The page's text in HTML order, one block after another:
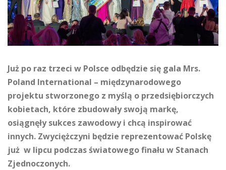
Już po raz trzeci w Polsce odbędzie się gala Mrs.
Poland International – międzynarodowego
projektu stworzonego z myślą o przedsiębiorczych
kobietach, które zbudowały swoją markę,
osiągnęły sukces zawodowy i chcą inspirować
innych. Zwyciężczyni będzie reprezentować Polskę
już w lipcu podczas światowego finału w Stanach
Zjednoczonych.